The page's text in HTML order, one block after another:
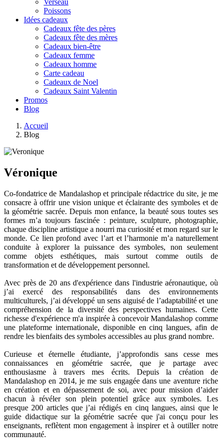
Verseau
Poissons
Idées cadeaux
Cadeaux fête des pères
Cadeaux fête des mères
Cadeaux bien-être
Cadeaux femme
Cadeaux homme
Carte cadeau
Cadeaux de Noel
Cadeaux Saint Valentin
Promos
Blog
Accueil
Blog
Véronique
Co-fondatrice de Mandalashop et principale rédactrice du site, je me
consacre à offrir une vision unique et éclairante des symboles et de
la géométrie sacrée. Depuis mon enfance, la beauté sous toutes ses
formes m’a toujours fascinée : peinture, sculpture, photographie,
chaque discipline artistique a nourri ma curiosité et mon regard sur le
monde. Ce lien profond avec l’art et l’harmonie m’a naturellement
conduite à explorer la puissance des symboles, non seulement
comme objets esthétiques, mais surtout comme outils de
transformation et de développement personnel.
Avec près de 20 ans d'expérience dans l'industrie aéronautique, où
j’ai exercé des responsabilités dans des environnements
multiculturels, j’ai développé un sens aiguisé de l’adaptabilité et une
compréhension de la diversité des perspectives humaines. Cette
richesse d'expérience m'a inspirée à concevoir Mandalashop comme
une plateforme internationale, disponible en cinq langues, afin de
rendre les bienfaits des symboles accessibles au plus grand nombre.
Curieuse et éternelle étudiante, j’approfondis sans cesse mes
connaissances en géométrie sacrée, que je partage avec
enthousiasme à travers mes écrits. Depuis la création de
Mandalashop en 2014, je me suis engagée dans une aventure riche
en création et en dépassement de soi, avec pour mission d’aider
chacun à révéler son plein potentiel grâce aux symboles. Les
presque 200 articles que j’ai rédigés en cinq langues, ainsi que le
guide didactique sur la géométrie sacrée que j'ai conçu pour les
enseignants, reflètent mon engagement à inspirer et à outiller notre
communauté.